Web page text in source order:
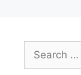
for: